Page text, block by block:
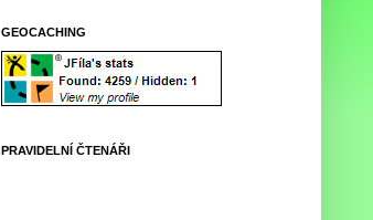
GEOCACHING
PRAVIDELNÍ ČTENÁŘI